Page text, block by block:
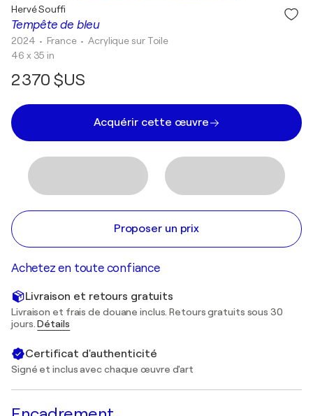
Tempête de bleu
Hervé Souffi
2024 • France •Acrylique sur Toile
46 x 35 in
2 370 $US
Acquérir cette œuvre
Proposer un prix
Achetez en toute confiance
Livraison et retours gratuits
Livraison et frais de douane inclus. Retours gratuits sous 30
jours.Détails
Certificat d'authenticité
Signé et inclus avec chaque œuvre d'art